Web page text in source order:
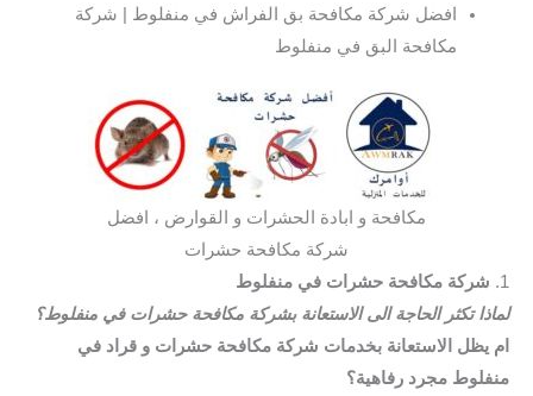
افضل شركة مكافحة بق الفراش في منفلوط | شركة
مكافحة البق في منفلوط
مكافحة و ابادة الحشرات و القوارض ، افضل
شركة مكافحة حشرات
1.
شركة مكافحة حشرات في منفلوط
لماذا تكثر الحاجة الى الاستعانة بشركة مكافحة حشرات في منفلوط؟
ام يظل الاستعانة بخدمات شركة مكافحة حشرات و قراد في
منفلوط مجرد رفاهية؟